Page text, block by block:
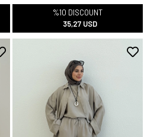
%10 DISCOUNT
35,27 USD